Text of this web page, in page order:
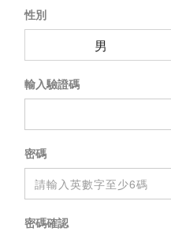
性別
男
輸入驗證碼
密碼
密碼確認